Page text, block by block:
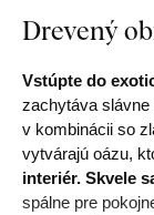
Drevený
Vstúpte do
zachytáva
v kombinácii so
vytvárajú oázu,
interiér. Skvele
spálne pre